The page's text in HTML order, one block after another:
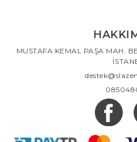
MUSTAFA KEMAL PAŞA MAH.